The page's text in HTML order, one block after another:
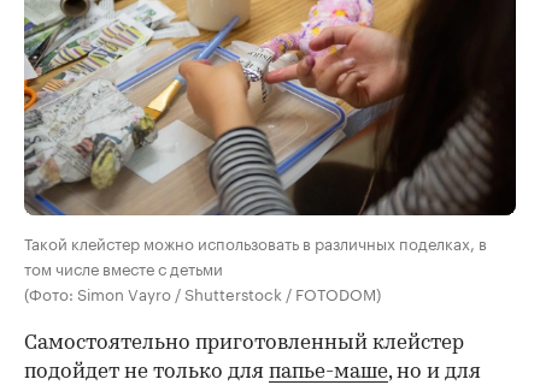
Такой клейстер можно использовать в различных поделках, в
том числе вместе с детьми
(Фото: Simon Vayro / Shutterstock / FOTODOM)
Самостоятельно приготовленный клейстер
подойдет не только для папье-маше, но и для